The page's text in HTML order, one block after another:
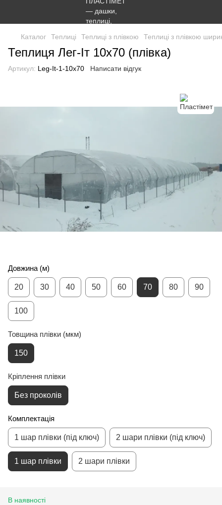
Каталог Теплиці Теплиці з плівкою Теплиці з плівкою
Теплиця Лег-Іт 10х70 (плівка)
Артикул: Leg-It-1-10x70 Написати відгук
Довжина (м)
20 30 40 50 60 70 80 90
100
Товщина плівки (мкм)
150
Кріплення плівки
Без проколів
Комплектація
1 шар плівки (під ключ) 2 шари плівки (під ключ)
1 шар плівки 2 шари плівки
В наявності